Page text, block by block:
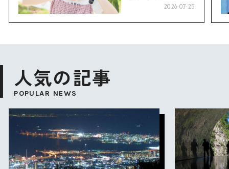
2026-07-25
人気の記事
POPULAR NEWS